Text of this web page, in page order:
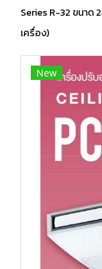
Series R-32 ขนาด
เครื่อง)
New